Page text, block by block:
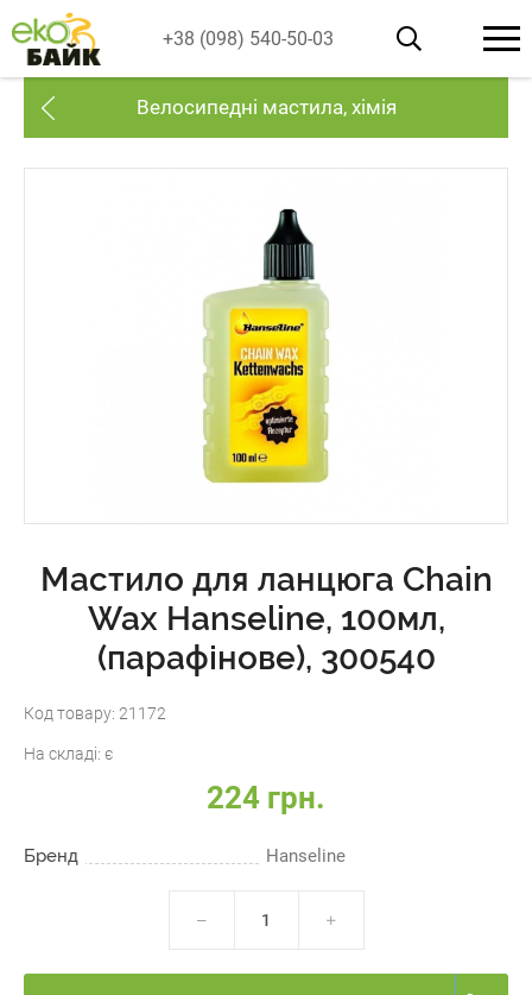
+38 (098) 540-50-03
Велосипедні мастила, хімія
Мастило для ланцюга Chain
Wax Hanseline, 100мл,
(парафінове), 300540
Код товару: 21172
На складі: є
224 грн.
Бренд Hanseline